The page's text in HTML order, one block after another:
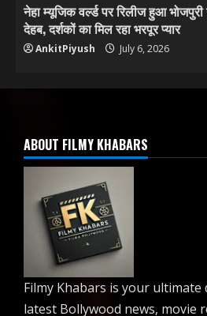
नेहा म्यूजिक वर्ल्ड पर रिलीज हुआ
देहब, दर्शकों का मिल रहा भरपूर प्यार
AnkitPiyush July 6, 2026
ABOUT FILMY KHABARS
Filmy Khabars is your
latest Bollywood news, movie